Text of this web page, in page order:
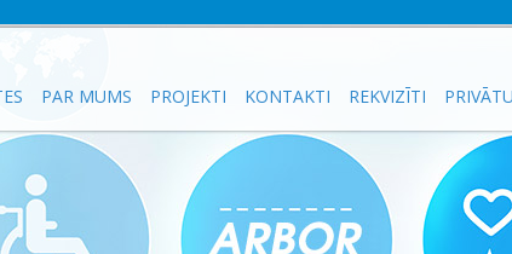
PAR MUMS PROJEKTI KONTAKTI REKVIZĪTI